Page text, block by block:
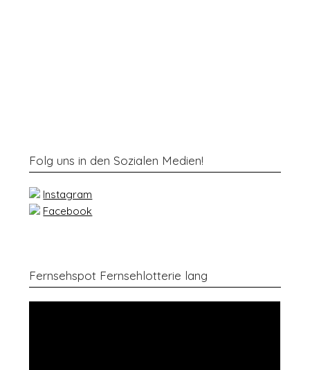
Folg uns in den Sozialen Medien!
Instagram
Facebook
Fernsehspot Fernsehlotterie lang